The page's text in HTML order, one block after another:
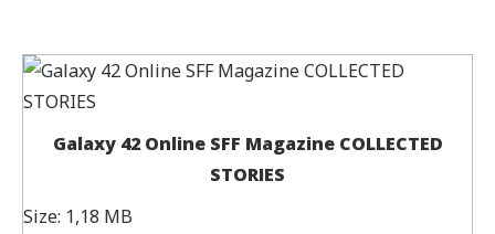
Galaxy 42 Online SFF Magazine COLLECTED
STORIES
Size: 1,18 MB